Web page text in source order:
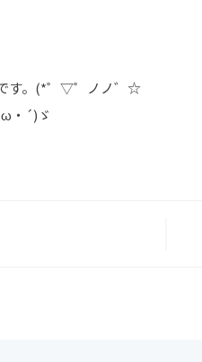
す。(*゜▽゜ノノ゛☆
・´)ゞ